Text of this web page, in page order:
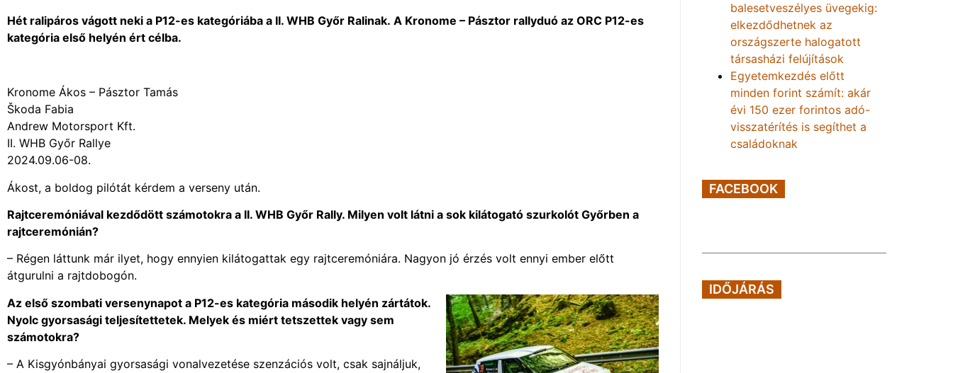
Hét ralipáros vágott neki a P12-es kategóriába a II. WHB Győr Ralinak. A Kronome – Pásztor rallyduó az ORC P12-es
kategória első helyén ért célba.
Kronome Ákos – Pásztor Tamás
Škoda Fabia
Andrew Motorsport Kft.
II. WHB Győr Rallye
2024.09.06-08.
Ákost, a boldog pilótát kérdem a verseny után.
Rajtceremóniával kezdődött számotokra a II. WHB Győr Rally. Milyen volt látni a sok kilátogató szurkolót Győrben a
rajtceremónián?
– Régen láttunk már ilyet, hogy ennyien kilátogattak egy rajtceremóniára. Nagyon jó érzés volt ennyi ember előtt
átgurulni a rajtdobogón.
Az első szombati versenynapot a P12-es kategória második helyén zártátok.
Nyolc gyorsasági teljesítettetek. Melyek és miért tetszettek vagy sem
számotokra?
– A Kisgyónbányai gyorsasági vonalvezetése szenzációs volt, csak sajnáljuk,
balesetveszélyes üvegekig:
elkezdődhetnek az
országszerte halogatott
társasházi felújítások
Egyetemkezdés előtt
minden forint számít: akár
évi 150 ezer forintos adó-
visszatérítés is segíthet a
családoknak
FACEBOOK
IDŐJÁRÁS